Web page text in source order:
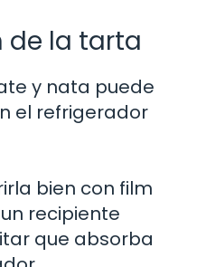
de la tarta
y nata puede
el refrigerador
bien con film
recipiente
que absorba